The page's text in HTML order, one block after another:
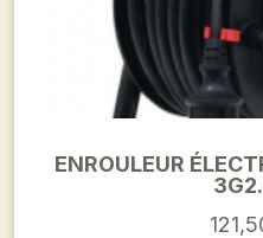
ENROULEUR